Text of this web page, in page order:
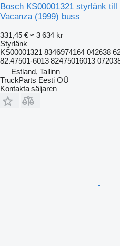
Bosch KS00001321 styrlänk
Vacanza (1999) buss
331,45 € ≈ 3 634 kr
Styrlänk
KS00001321 8346974164 042638
82.47501-6013 82475016013
Estland, Tallinn
TruckParts Eesti OÜ
Kontakta säljaren